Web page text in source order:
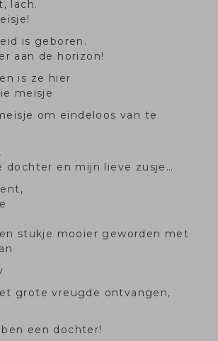
lach.
is geboren.
aan de horizon!
is ze hier
meisje
om eindeloos van te
dochter en mijn lieve zusje…
stukje mooier geworden met
grote vreugde ontvangen,
een dochter!